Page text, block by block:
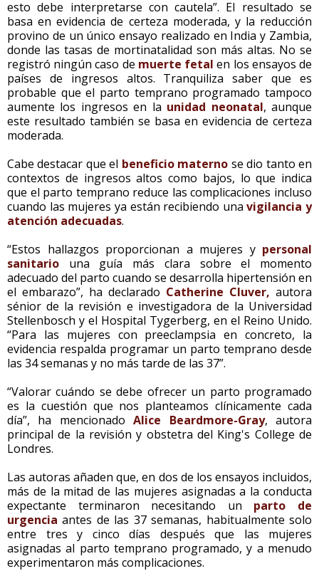
esto debe interpretarse con cautela”. El resultado se
basa en evidencia de certeza moderada, y la reducción
provino de un único ensayo realizado en India y Zambia,
donde las tasas de mortinatalidad son más altas. No se
registró ningún caso de muerte fetal en los ensayos de
países de ingresos altos. Tranquiliza saber que es
probable que el parto temprano programado tampoco
aumente los ingresos en la unidad neonatal, aunque
este resultado también se basa en evidencia de certeza
moderada.
Cabe destacar que el beneficio materno se dio tanto en
contextos de ingresos altos como bajos, lo que indica
que el parto temprano reduce las complicaciones incluso
cuando las mujeres ya están recibiendo unavigilancia y
atención adecuadas.
“Estos hallazgos proporcionan a mujeres y personal
sanitario una guía más clara sobre el momento
adecuado del parto cuando se desarrolla hipertensión en
el embarazo”, ha declarado Catherine Cluver, autora
sénior de la revisión e investigadora de la Universidad
Stellenbosch y el Hospital Tygerberg, en el Reino Unido.
“Para las mujeres con preeclampsia en concreto, la
evidencia respalda programar un parto temprano desde
las 34 semanas y no más tarde de las 37”.
“Valorar cuándo se debe ofrecer un parto programado
es la cuestión que nos planteamos clínicamente cada
día”, ha mencionadoAlice Beardmore-Gray, autora
principal de la revisión y obstetra del King's College de
Londres.
Las autoras añaden que, en dos de los ensayos incluidos,
más de la mitad de las mujeres asignadas a la conducta
expectante terminaron necesitando un parto de
urgencia antes de las 37 semanas, habitualmente solo
entre tres y cinco días después que las mujeres
asignadas al parto temprano programado, y a menudo
experimentaron más complicaciones.